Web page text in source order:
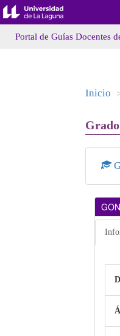
Portal de Guías Docentes
Inicio